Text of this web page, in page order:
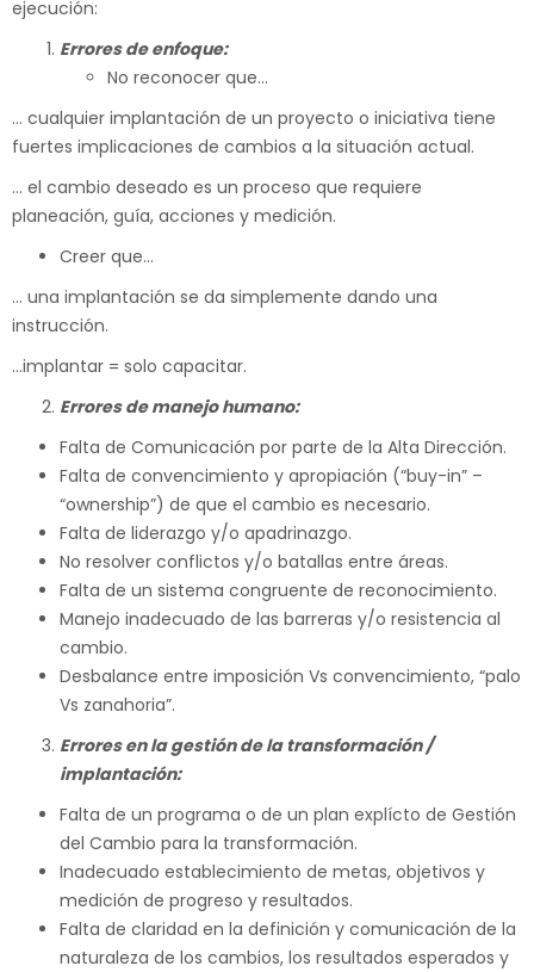
ejecución:
Errores de enfoque:
No reconocer que…
… cualquier implantación de un proyecto o iniciativa tiene
fuertes implicaciones de cambios a la situación actual.
… el cambio deseado es un proceso que requiere
planeación, guía, acciones y medición.
Creer que…
… una implantación se da simplemente dando una
instrucción.
…implantar = solo capacitar.
Errores de manejo humano:
Falta de Comunicación por parte de la Alta Dirección.
Falta de convencimiento y apropiación (“buy-in” –
“ownership”) de que el cambio es necesario.
Falta de liderazgo y/o apadrinazgo.
No resolver conflictos y/o batallas entre áreas.
Falta de un sistema congruente de reconocimiento.
Manejo inadecuado de las barreras y/o resistencia al
cambio.
Desbalance entre imposición Vs convencimiento, “palo
Vs zanahoria”.
Errores en la gestión de la transformación /
implantación:
Falta de un programa o de un plan explícto de Gestión
del Cambio para la transformación.
Inadecuado establecimiento de metas, objetivos y
medición de progreso y resultados.
Falta de claridad en la definición y comunicación de la
naturaleza de los cambios, los resultados esperados y